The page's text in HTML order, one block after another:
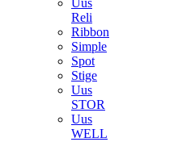
Uus
Reli
Ribbon
Simple
Spot
Stige
Uus
STOR
Uus
WELL